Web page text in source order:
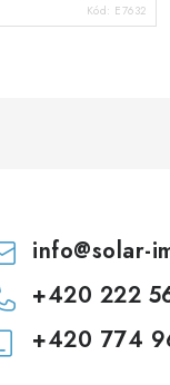
Kód: E7632
info@solar-
+420 222
+420 774